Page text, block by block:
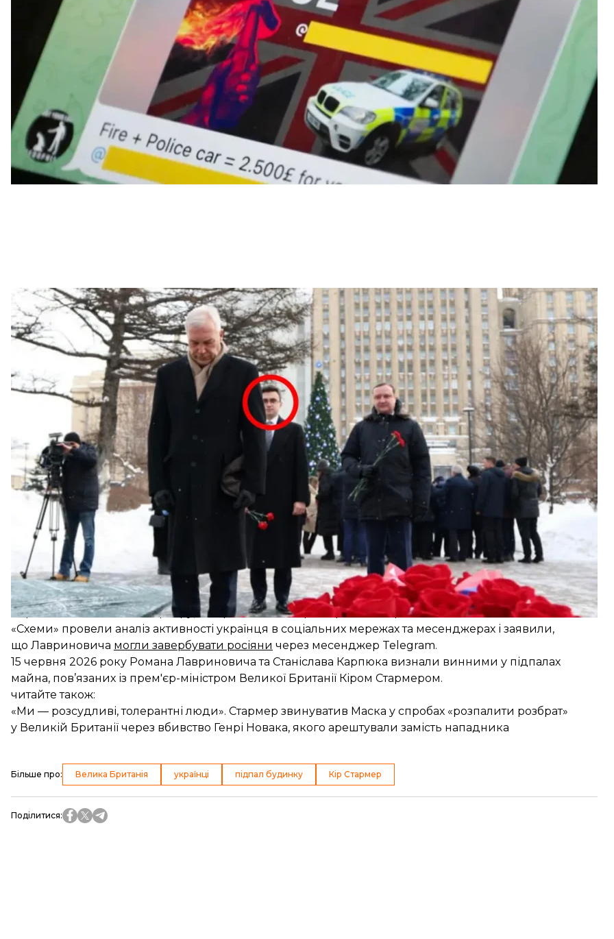
Євгеній Люкшин позаду заступника міністра закордонних справ росії Олександра Грушка на заході до Дня дипломатів у Москві
BBC
Люкшин навчався в російському Московському державному інституті міжнародних відносин
(МГІМО), його помітили у групі«Втрачена Британія», де він закликав не витрачати гроші платників
податків на допомогу Україні.
У російському посольстві у Великій Британії заявили, що відкидають будь-які спроби пов’язати
росію з такою діяльністю, і що «росія не становить загрози для Великої Британії або її народу і не має
агресивних намірів». А фото Люкшина зникли з сайту російського МЗС після того, як BBC
звернулося по коментар.
Що відомо про підпали?
13 травня поліція затримала першого підозрюваного у справі про підпал — 21-річногоукраїнця
Романа Лавриновича. Другим підозрюваним виявився 26-річний українецьіз Чернівців Станіслав
Карпюк.
Згодом
затримали й третього підозрюваного— Петра Починка. А 2 червня
затримали четвертого
підозрюваного
. Їх підозрюють у влаштуванні пожеж біля житла, пов’язаного зі Стармером. Одна
з пожеж, яка сталася 12 травня,
спалахнула біля дверей будинку Стармера в Кентиш-Тауні. Підпал
удалося локалізувати приблизно за 20 хвилин. Там був пошкоджений вхід, однак ніхто
не постраждав.
Перед тим, 11 травня, у сусідньому Ізлінгтоні виникла інша пожежа біля вхідних дверей будинку,
переобладнаного під квартиру, де британський прем’єр мешкав раніше.
«Схеми» провели аналіз активності українця в соціальних мережах та месенджерах і заявили,
що Лавриновича могли завербувати росіяни через месенджер Telegram.
15 червня 2026 року Романа Лавриновича та Станіслава Карпюка визнали винними у підпалах
майна, пов’язаних із прем'єр-міністром Великої Британії Кіром Стармером.
читайте також:
«Ми — розсудливі, толерантні люди». Стармер звинуватив Маска у спробах «розпалити розбрат»
у Великій Британії через вбивство Генрі Новака, якого арештували замість нападника
Більше про: Велика Британія українці підпал будинку Кір Стармер
Поділитися: